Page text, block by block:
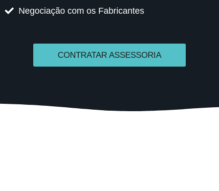
Negociação com os Fabricantes
CONTRATAR ASSESSORIA